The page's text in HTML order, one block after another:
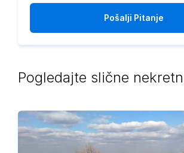
Pošalji Pitanje
Pogledajte slične